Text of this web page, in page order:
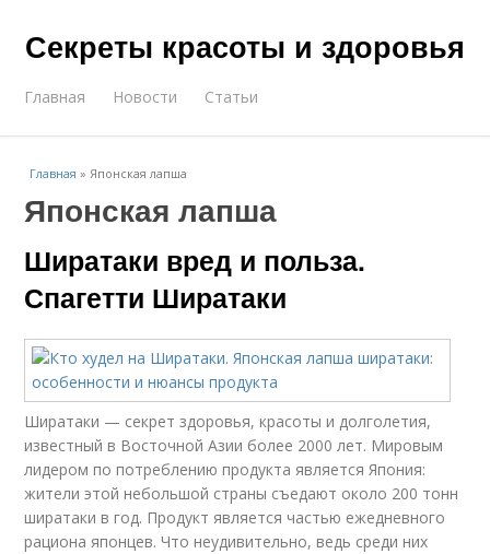
Секреты красоты и здоровья
Главная Новости Статьи
Главная »Японская лапша
Японская лапша
Ширатаки вред и польза.
Спагетти Ширатаки
Ширатаки — секрет здоровья, красоты и долголетия,
известный в Восточной Азии более 2000 лет. Мировым
лидером по потреблению продукта является Япония:
жители этой небольшой страны съедают около 200 тонн
ширатаки в год. Продукт является частью ежедневного
рациона японцев. Что неудивительно, ведь среди них